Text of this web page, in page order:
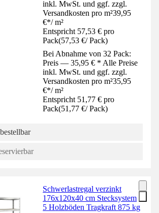
inkl. MwSt. und ggf. zzgl.
Versandkosten pro m²39,95
€*/ m²
Entspricht 57,53 € pro
Pack(57,53 €/ Pack)
Bei Abnahme von 32 Pack:
Preis — 35,95 € * Alle Preise
inkl. MwSt. und ggf. zzgl.
Versandkosten pro m²35,95
€*/ m²
Entspricht 51,77 € pro
Pack(51,77 €/ Pack)
Schwerlastregal verzinkt
176x120x40 cm Stecksystem
5 Holzböden Tragkraft 875 kg